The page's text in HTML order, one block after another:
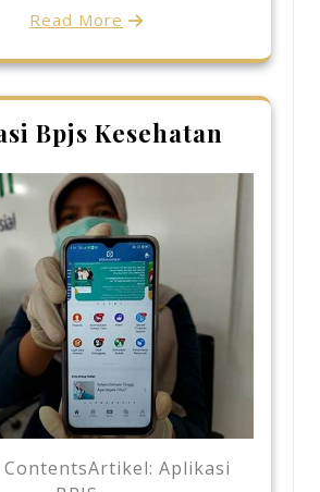
Read More
Bpjs Kesehatan
Aplikasi